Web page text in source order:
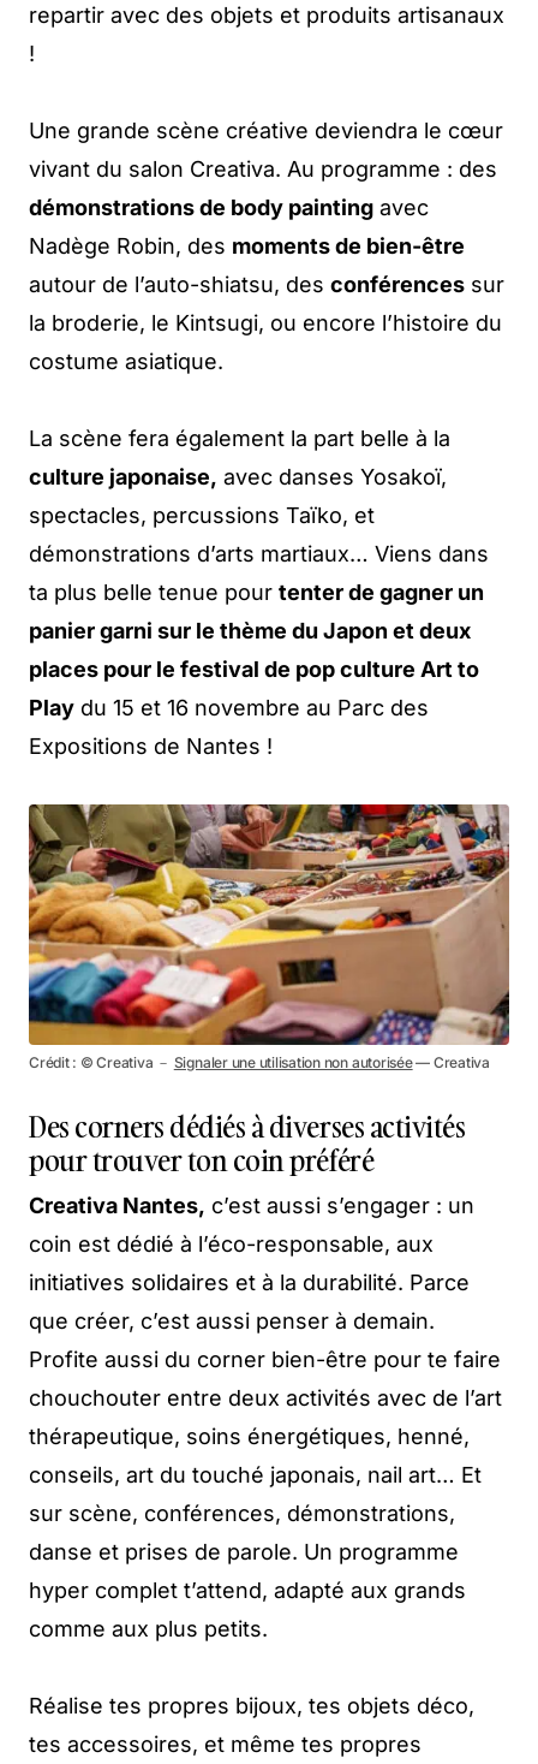
repartir avec des objets et produits artisanaux
!
Une grande scène créative deviendra le cœur
vivant du salon Creativa. Au programme : des
démonstrations de body painting avec
Nadège Robin, des moments de bien-être
autour de l’auto-shiatsu, des conférences sur
la broderie, le Kintsugi, ou encore l’histoire du
costume asiatique.
La scène fera également la part belle à la
culture japonaise, avec danses Yosakoï,
spectacles, percussions Taïko, et
démonstrations d’arts martiaux… Viens dans
ta plus belle tenue pour tenter de gagner un
panier garni sur le thème du Japon et deux
places pour le festival de pop culture Art to
Play du 15 et 16 novembre au Parc des
Expositions de Nantes !
Crédit : © Creativa － Signaler une utilisation non autorisée— Creativa
Des corners dédiés à diverses activités
pour trouver ton coin préféré
Creativa Nantes, c’est aussi s’engager : un
coin est dédié à l’éco-responsable, aux
initiatives solidaires et à la durabilité. Parce
que créer, c’est aussi penser à demain.
Profite aussi du corner bien-être pour te faire
chouchouter entre deux activités avec de l’art
thérapeutique, soins énergétiques, henné,
conseils, art du touché japonais, nail art… Et
sur scène, conférences, démonstrations,
danse et prises de parole. Un programme
hyper complet t’attend, adapté aux grands
comme aux plus petits.
Réalise tes propres bijoux, tes objets déco,
tes accessoires, et même tes propres